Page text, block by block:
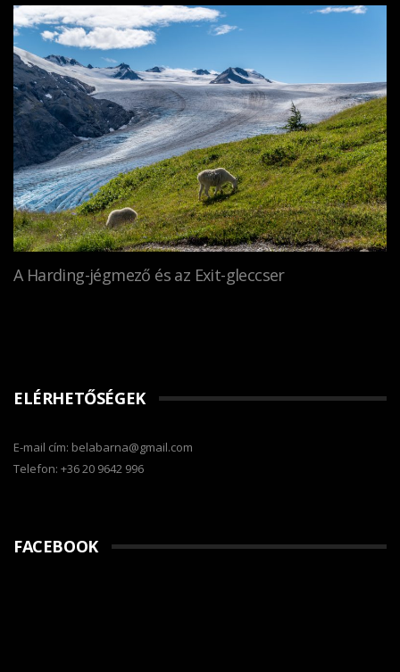
A Harding-jégmező és az Exit-gleccser
ELÉRHETŐSÉGEK
E-mail cím: belabarna@gmail.com
Telefon: +36 20 9642 996
FACEBOOK